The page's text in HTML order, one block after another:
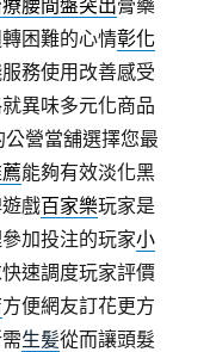
腰間盤突出膏藥
困難的心情彰化
務使用改善感受
異味多元化商品
公營當舖選擇您最
能夠有效淡化黑
戲百家樂玩家是
加投注的玩家小
速調度玩家評價
方便網友訂花更方
生髪從而讓頭髮